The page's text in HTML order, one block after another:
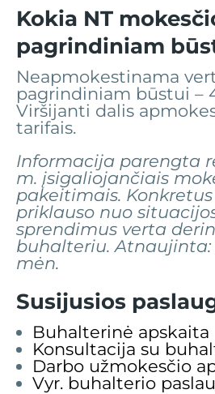
Kokia NT
pagrindiniam
Neapmokestinama
pagrindiniam būstui –
Viršijanti dalis
tarifais.
Informacija parengta
m. įsigaliojančiais
pakeitimais.
priklauso nuo
sprendimus verta
buhalteriu. Atnaujinta:
mėn.
Susijusios
Buhalterinė apskaita
Konsultacija su
Darbo užmokesčio
Vyr. buhalterio